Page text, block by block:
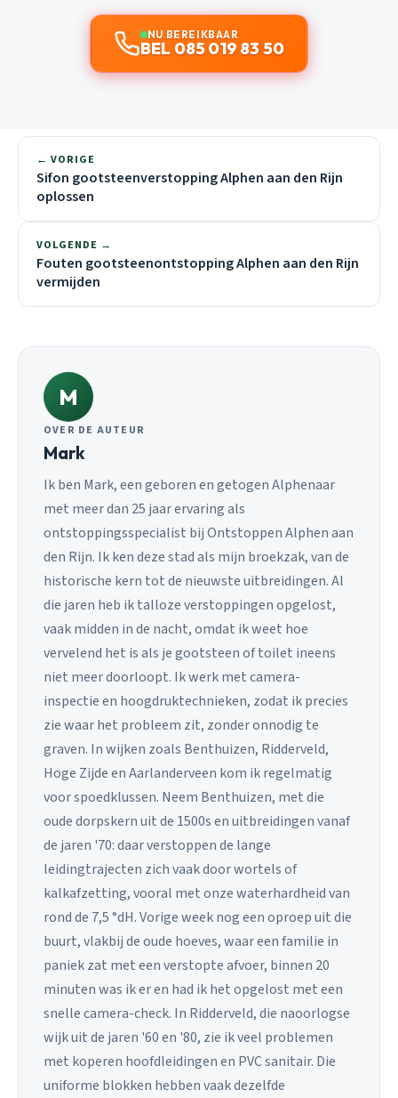
NU BEREIKBAAR
BEL 085 019 83 50
← VORIGE
Sifon gootsteenverstopping Alphen aan den Rijn
oplossen
VOLGENDE →
Fouten gootsteenontstopping Alphen aan den Rijn
vermijden
M
OVER DE AUTEUR
Mark
Ik ben Mark, een geboren en getogen Alphenaar
met meer dan 25 jaar ervaring als
ontstoppingsspecialist bij Ontstoppen Alphen aan
den Rijn. Ik ken deze stad als mijn broekzak, van de
historische kern tot de nieuwste uitbreidingen. Al
die jaren heb ik talloze verstoppingen opgelost,
vaak midden in de nacht, omdat ik weet hoe
vervelend het is als je gootsteen of toilet ineens
niet meer doorloopt. Ik werk met camera-
inspectie en hoogdruktechnieken, zodat ik precies
zie waar het probleem zit, zonder onnodig te
graven. In wijken zoals Benthuizen, Ridderveld,
Hoge Zijde en Aarlanderveen kom ik regelmatig
voor spoedklussen. Neem Benthuizen, met die
oude dorpskern uit de 1500s en uitbreidingen vanaf
de jaren '70: daar verstoppen de lange
leidingtrajecten zich vaak door wortels of
kalkafzetting, vooral met onze waterhardheid van
rond de 7,5 °dH. Vorige week nog een oproep uit die
buurt, vlakbij de oude hoeves, waar een familie in
paniek zat met een verstopte afvoer, binnen 20
minuten was ik er en had ik het opgelost met een
snelle camera-check. In Ridderveld, die naoorlogse
wijk uit de jaren '60 en '80, zie ik veel problemen
met koperen hoofdleidingen en PVC sanitair. Die
uniforme blokken hebben vaak dezelfde